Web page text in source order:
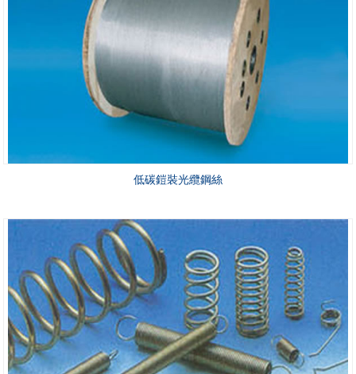
低碳鎧裝光纜鋼絲